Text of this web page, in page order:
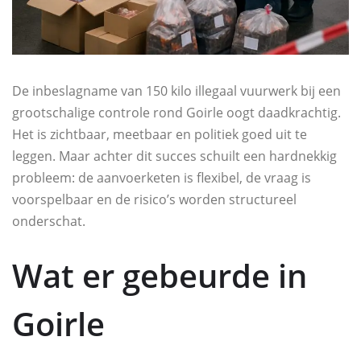
De inbeslagname van 150 kilo illegaal vuurwerk bij een
grootschalige controle rond Goirle oogt daadkrachtig.
Het is zichtbaar, meetbaar en politiek goed uit te
leggen. Maar achter dit succes schuilt een hardnekkig
probleem: de aanvoerketen is flexibel, de vraag is
voorspelbaar en de risico’s worden structureel
onderschat.
Wat er gebeurde in
Goirle